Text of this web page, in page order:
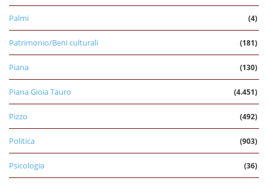
Palmi (4)
Patrimonio/Beni culturali (181)
Piana (130)
Piana Gioia Tauro (4.451)
Pizzo (492)
Politica (903)
Psicologia (36)